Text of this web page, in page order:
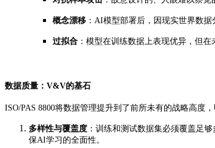
概念漂移 ：AI模型部署后，因现实世界数
过拟合 ：模型在训练数据上表现优异，但在
数据质量：V&V的基石
ISO/PAS 8800将数据管理提升到了前所未有的战略高度
多样性与覆盖度 ：训练和测试数据集必须覆盖足够
保AI学习的全面性。